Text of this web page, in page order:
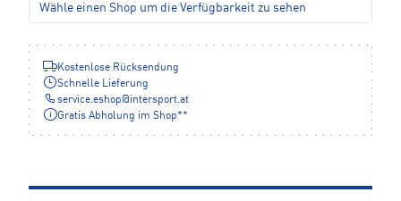
Wähle einen Shop um die Verfügbarkeit zu sehen
Kostenlose Rücksendung
Schnelle Lieferung
service.eshop@intersport.at
Gratis Abholung im Shop**